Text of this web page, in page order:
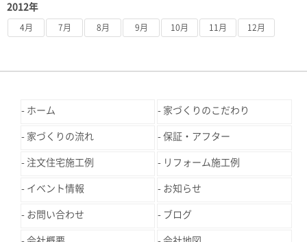
2012年
4月 7月 8月 9月 10月 11月 12月
ホーム 家づくりのこだわり
家づくりの流れ 保証・アフター
注文住宅施工例 リフォーム施工例
イベント情報 お知らせ
お問い合わせ ブログ